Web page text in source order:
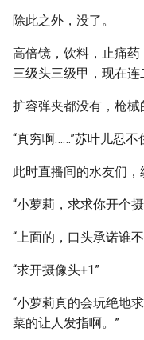
除此之外，没了。
高倍镜，饮料，止痛
三级头三级甲，现在连
扩容弹夹都没有，枪械
“真穷啊……”苏叶儿忍不
此时直播间的水友们，
“小萝莉，求求你开个
“上面的，口头承诺谁
“求开摄像头+1”
“小萝莉真的会玩绝地
菜的让人发指啊。”